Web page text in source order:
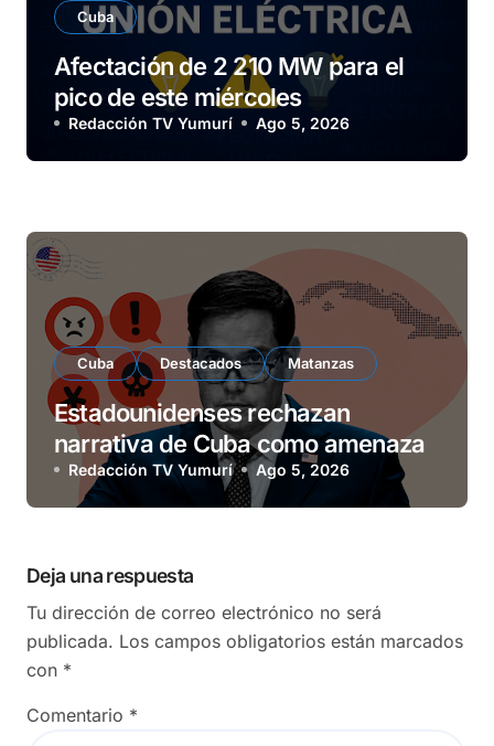
Cuba
Afectación de 2 210 MW para el
pico de este miércoles
Redacción TV Yumurí Ago 5, 2026
Cuba Destacados Matanzas
Estadounidenses rechazan
narrativa de Cuba como amenaza
Redacción TV Yumurí Ago 5, 2026
Deja una respuesta
Tu dirección de correo electrónico no será
publicada. Los campos obligatorios están marcados
con *
Comentario *